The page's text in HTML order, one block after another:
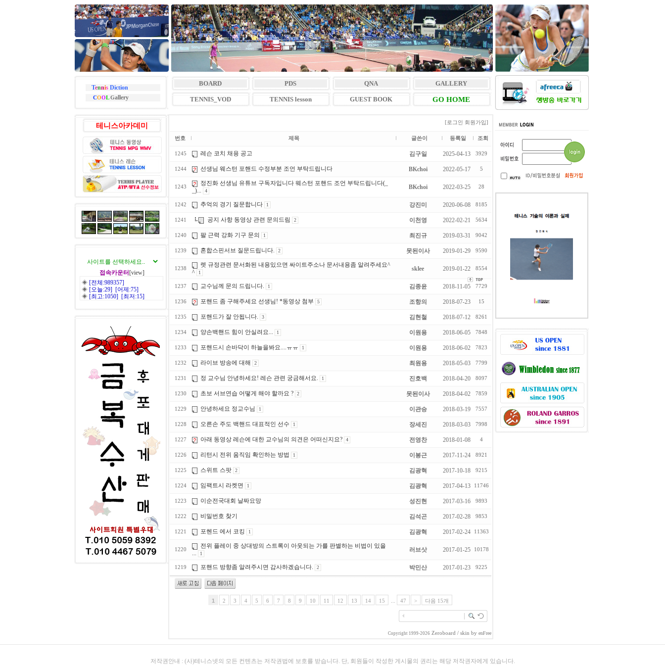
Tennis Diction
COOLGallery
BOARD PDS QNA GALLERY
TENNIS_VOD TENNIS lesson GUEST BOOK GO HOME
테니스아카데미
접속카운터 [view]
◈ [전체:989357]
◈ [오늘:29] [어제:75]
◈ [최고:1050] [최저:15]
[로그인 회원가입]
번호 제목 글쓴이 등록일 조회
1245 레슨 코치 채용 공고 김구일 2025-04-13 3929
1244 선생님 웨스턴 포핸드 수정부분 조언 부탁드립니다 BKchoi 2022-05-17 5
1243
정진화 선생님 유튜브 구독자입니다 웨스턴 포핸드 조언 부탁드립니다(_
_)...
4
BKchoi 2022-03-25 28
1242 추억의 경기 질문합니다 1 강진미 2020-06-08 8185
1241 공지 사항 동영상 관련 문의드림 2 이천영 2022-02-21 5634
1240 팔 근력 강화 기구 문의 1 최진규 2019-03-31 9042
1239 혼합스핀서브 질문드립니다. 2 못된이사 2019-01-29 9590
1238
렛 규정관련 문서화된 내용있으면 싸이트주소나 문서내용좀 알려주세요^
^
1
sklee 2019-01-22 8554
1237 교수님께 문의 드립니다. 1 김종윤 2018-11-05 7729
1236 포핸드 좀 구해주세요 선생님! *동영상 첨부 5 조항의 2018-07-23 15
1235 포핸드가 잘 안됩니다. 3 김현철 2018-07-12 8261
1234 양손백핸드 힘이 안실려요... 1 이원용 2018-06-05 7848
1233 포핸드시 손바닥이 하늘을봐요....ㅠㅠ 1 이원용 2018-06-02 7823
1232 라이브 방송에 대해 2 최원용 2018-05-03 7799
1231 정 교수님 안녕하세요! 레슨 관련 궁금해서요. 1 진호백 2018-04-20 8097
1230 초보 서브연습 어떻게 해야 할까요 ? 2 못된이사 2018-04-02 7859
1229 안녕하세요 정교수님 1 이관승 2018-03-19 7557
1228 오른손 주도 백핸드 대표적인 선수 1 장세진 2018-03-03 7998
1227 아래 동영상 레슨에 대한 교수님의 의견은 어떠신지요? 4 전영찬 2018-01-08 4
1226 리턴시 전위 움직임 확인하는 방법 1 이봉근 2017-11-24 8921
1225 스위트 스팟 2 김광혁 2017-10-18 9215
1224 임팩트시 라켓면 1 김광혁 2017-04-13 11746
1223 이순전국대회 날짜요망 성진현 2017-03-16 9893
1222 비밀번호 찾기 김석곤 2017-02-28 9853
1221 포헨드 에서 코킹 1 김광혁 2017-02-24 11363
1220
전위 플레이 중 상대방의 스트록이 아웃되는 가를 판별하는 비법이 있을
1
러브삿 2017-01-25 10178
1219 포핸드 방향좀 알려주시면 감사하겠습니다. 2 박민산 2017-01-23 9225
1 2 3 4 5 6 7 8 9 10 11 12 13 14 15 47 > 다음 15개
Copyright 1999-2026 Zeroboard / skin by enFree
저작권안내 : (사)테니스넷의 모든 컨텐츠는 저작권법에 보호를 받습니다. 단, 회원들이 작성한 게시물의 권리는 해당 저작권자에게 있습니다.